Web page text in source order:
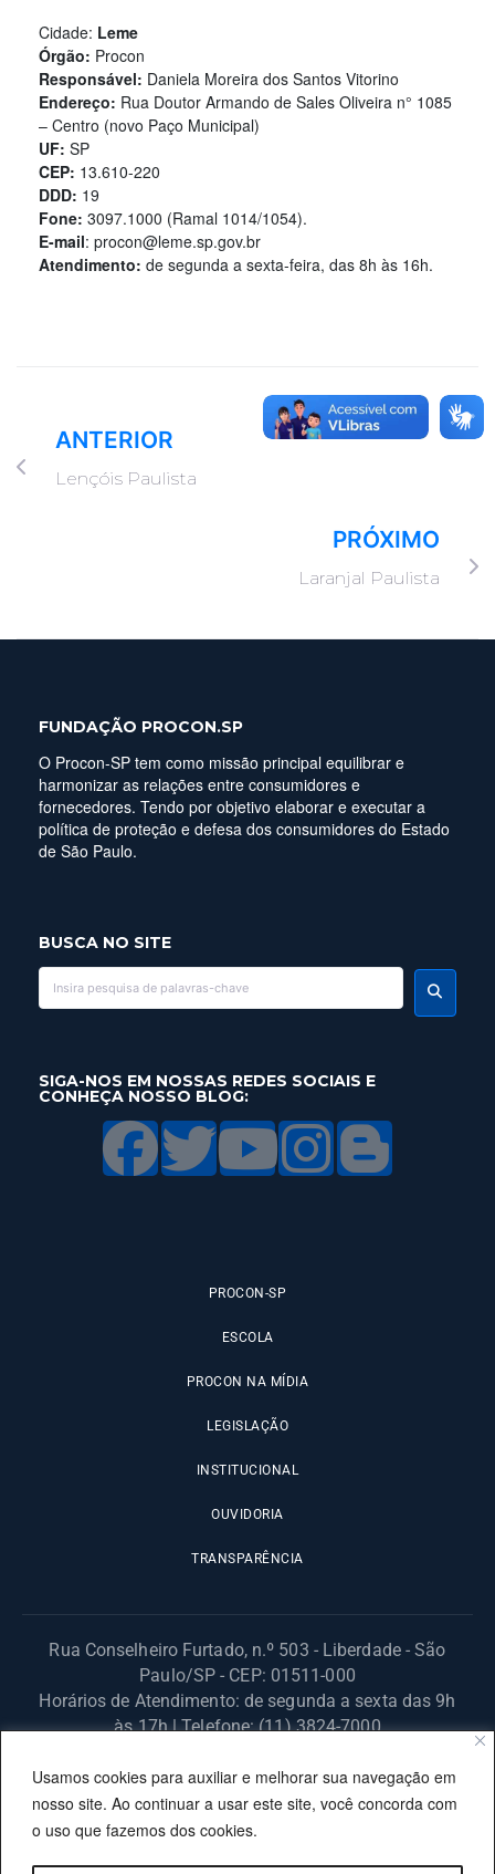
Usamos cookies para auxiliar e melhorar sua navegação em
nosso site. Ao continuar a usar este site, você concorda com
o uso que fazemos dos cookies.
Cidade: Leme
Órgão: Procon
Responsável: Daniela Moreira dos Santos Vitorino
Endereço: Rua Doutor Armando de Sales Oliveira n° 1085
– Centro (novo Paço Municipal)
UF: SP
CEP: 13.610-220
DDD: 19
Fone: 3097.1000 (Ramal 1014/1054).
E-mail: procon@leme.sp.gov.br
Atendimento: de segunda a sexta-feira, das 8h às 16h.
ANTERIOR
Lençóis Paulista
PRÓXIMO
Laranjal Paulista
FUNDAÇÃO PROCON.SP
O Procon-SP tem como missão principal equilibrar e
harmonizar as relações entre consumidores e
fornecedores. Tendo por objetivo elaborar e executar a
política de proteção e defesa dos consumidores do Estado
de São Paulo.
BUSCA NO SITE
SIGA-NOS EM NOSSAS REDES SOCIAIS E
CONHEÇA NOSSO BLOG:
PROCON-SP
ESCOLA
PROCON NA MÍDIA
LEGISLAÇÃO
INSTITUCIONAL
OUVIDORIA
TRANSPARÊNCIA
Rua Conselheiro Furtado, n.º 503 - Liberdade - São
Paulo/SP - CEP: 01511-000
Horários de Atendimento: de segunda a sexta das 9h
às 17h | Telefone: (11) 3824-7000
© 2025 Fundação Procon – SP – Todos os direitos reservados. |
Site desenvolvido pela PRODESP.